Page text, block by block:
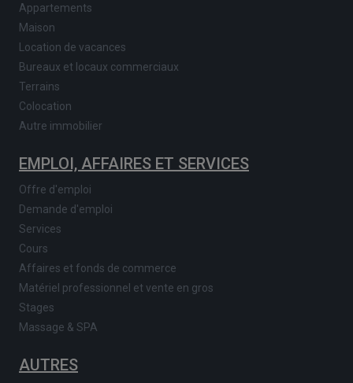
Appartements
Maison
Location de vacances
Bureaux et locaux commerciaux
Terrains
Colocation
Autre immobilier
EMPLOI, AFFAIRES ET SERVICES
Offre d'emploi
Demande d'emploi
Services
Cours
Affaires et fonds de commerce
Matériel professionnel et vente en gros
Stages
Massage & SPA
AUTRES